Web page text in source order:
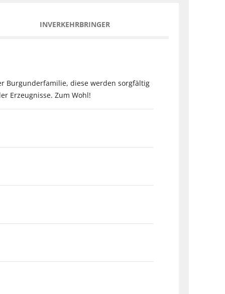
INVERKEHRBRINGER
Burgunderfamilie, diese werden sorgfältig
Erzeugnisse. Zum Wohl!